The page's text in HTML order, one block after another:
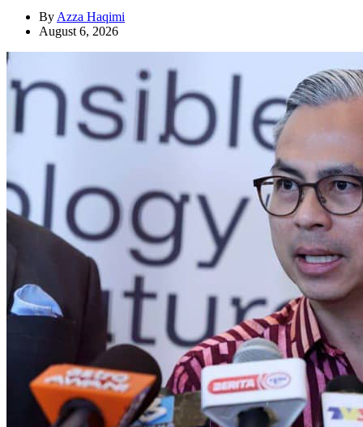
By Azza Haqimi
August 6, 2026